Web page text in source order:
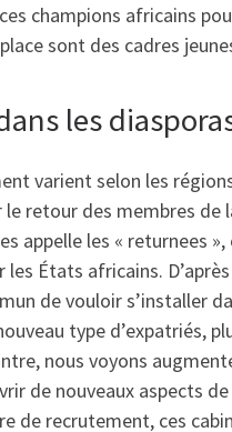
champions africains
sont des cadres
les
varient selon les
retour des membres de
appelle les « returnees
États africains.
de vouloir s’installer
type
nous voyons
de nouveaux aspects
de recrutement, ces